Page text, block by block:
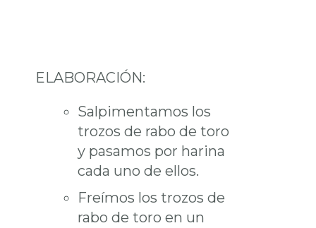
ELABORACIÓN:
Salpimentamos los
trozos de rabo de toro
y pasamos por harina
cada uno de ellos.
Freímos los trozos de
rabo de toro en un